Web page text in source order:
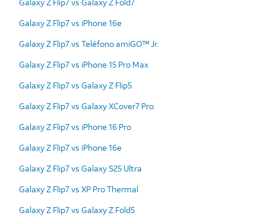
Galaxy Z Flip7 vs iPhone 16e
Galaxy Z Flip7 vs Teléfono amiGO™ Jr.
Galaxy Z Flip7 vs iPhone 15 Pro Max
Galaxy Z Flip7 vs Galaxy Z Flip5
Galaxy Z Flip7 vs Galaxy XCover7 Pro
Galaxy Z Flip7 vs iPhone 16 Pro
Galaxy Z Flip7 vs iPhone 16e
Galaxy Z Flip7 vs Galaxy S25 Ultra
Galaxy Z Flip7 vs XP Pro Thermal
Galaxy Z Flip7 vs Galaxy Z Fold5